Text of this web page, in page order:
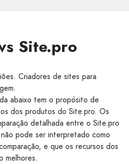
Site.pro
Criadores de sites para
abaixo tem o propósito de
dos produtos do Site.pro. Os
detalhada entre o Site.pro
pode ser interpretado como
e que os recursos dos
melhores.